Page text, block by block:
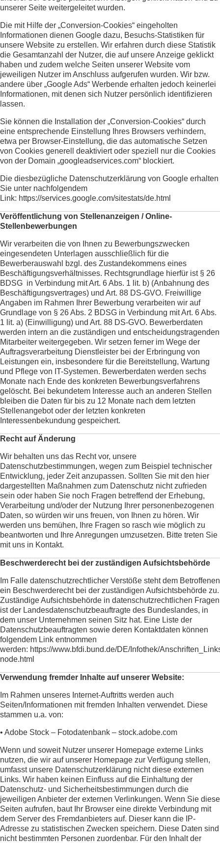
unserer Seite weitergeleitet wurden.
Die mit Hilfe der „Conversion-Cookies“ eingeholten
Informationen dienen Google dazu, Besuchs-Statistiken für
unsere Website zu erstellen. Wir erfahren durch diese Statistik
die Gesamtanzahl der Nutzer, die auf unsere Anzeige geklickt
haben und zudem welche Seiten unserer Website vom
jeweiligen Nutzer im Anschluss aufgerufen wurden. Wir bzw.
andere über „Google Ads“ Werbende erhalten jedoch keinerlei
Informationen, mit denen sich Nutzer persönlich identifizieren
lassen.
Sie können die Installation der „Conversion-Cookies“ durch
eine entsprechende Einstellung Ihres Browsers verhindern,
etwa per Browser-Einstellung, die das automatische Setzen
von Cookies generell deaktiviert oder speziell nur die Cookies
von der Domain „googleadservices.com“ blockiert.
Die diesbezügliche Datenschutzerklärung von Google erhalten
Sie unter nachfolgendem
Link: https://services.google.com/sitestats/de.html
Veröffentlichung von Stellenanzeigen / Online-
Stellenbewerbungen
Wir verarbeiten die von Ihnen zu Bewerbungszwecken
eingesendeten Unterlagen ausschließlich für die
Bewerberauswahl bzgl. des Zustandekommens eines
Beschäftigungsverhältnisses. Rechtsgrundlage hierfür ist § 26
BDSG in Verbindung mit Art. 6 Abs. 1 lit. b) (Anbahnung des
Beschäftigungsvertrages) und Art. 88 DS-GVO. Freiwillige
Angaben im Rahmen Ihrer Bewerbung verarbeiten wir auf
Grundlage von § 26 Abs. 2 BDSG in Verbindung mit Art. 6 Abs.
1 lit. a) (Einwilligung) und Art. 88 DS-GVO. Bewerberdaten
werden intern an die zuständigen und entscheidungstragenden
Mitarbeiter weitergegeben. Wir setzen ferner im Wege der
Auftragsverarbeitung Dienstleister bei der Erbringung von
Leistungen ein, insbesondere für die Bereitstellung, Wartung
und Pflege von IT-Systemen. Bewerberdaten werden sechs
Monate nach Ende des konkreten Bewerbungsverfahrens
gelöscht. Bei bekundetem Interesse auch an anderen Stellen
bleiben die Daten für bis zu 12 Monate nach dem letzten
Stellenangebot oder der letzten konkreten
Interessenbekundung gespeichert.
Recht auf Änderung
Wir behalten uns das Recht vor, unsere
Datenschutzbestimmungen, wegen zum Beispiel technischer
Entwicklung, jeder Zeit anzupassen. Sollten Sie mit den hier
dargestellten Maßnahmen zum Datenschutz nicht zufrieden
sein oder haben Sie noch Fragen betreffend der Erhebung,
Verarbeitung und/oder der Nutzung Ihrer personenbezogenen
Daten, so würden wir uns freuen, von Ihnen zu hören. Wir
werden uns bemühen, Ihre Fragen so rasch wie möglich zu
beantworten und Ihre Anregungen umzusetzen. Bitte treten Sie
mit uns in Kontakt.
Beschwerderecht bei der zuständigen Aufsichtsbehörde
Im Falle datenschutzrechtlicher Verstöße steht dem Betroffenen
ein Beschwerderecht bei der zuständigen Aufsichtsbehörde zu.
Zuständige Aufsichtsbehörde in datenschutzrechtlichen Fragen
ist der Landesdatenschutzbeauftragte des Bundeslandes, in
dem unser Unternehmen seinen Sitz hat. Eine Liste der
Datenschutzbeauftragten sowie deren Kontaktdaten können
folgendem Link entnommen
werden: https://www.bfdi.bund.de/DE/Infothek/
node.html
Verwendung fremder Inhalte auf unserer Website:
Im Rahmen unseres Internet-Auftritts werden auch
Seiten/Informationen mit fremden Inhalten verwendet. Diese
stammen u.a. von:
• Adobe Stock – Fotodatenbank – stock.adobe.com
Wenn und soweit Nutzer unserer Homepage externe Links
nutzen, die wir auf unserer Homepage zur Verfügung stellen,
umfasst unsere Datenschutzerklärung nicht diese externen
Links. Wir haben keinen Einfluss auf die Einhaltung der
Datenschutz- und Sicherheitsbestimmungen durch die
jeweiligen Anbieter der externen Verlinkungen. Wenn Sie diese
Seiten aufrufen, baut Ihr Browser eine direkte Verbindung mit
dem Server des Fremdanbieters auf. Dieser kann die IP-
Adresse zu statistischen Zwecken speichern. Diese Daten sind
nicht bestimmten Personen zuordenbar. Für den Inhalt der